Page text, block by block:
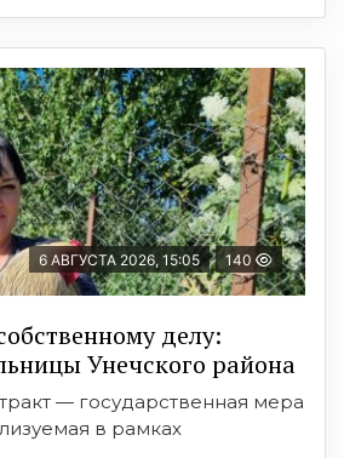
6 АВГУСТА 2026, 15:05 140
делу:
Унечского района
— государственная мера
в рамках